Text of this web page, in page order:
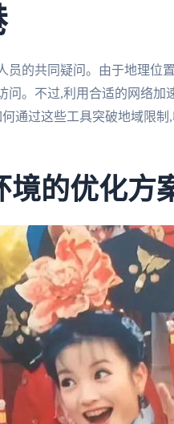
员的共同疑问。由于地理位
问。不过,利用合适的网络加
通过这些工具突破地域限制
境的优化方